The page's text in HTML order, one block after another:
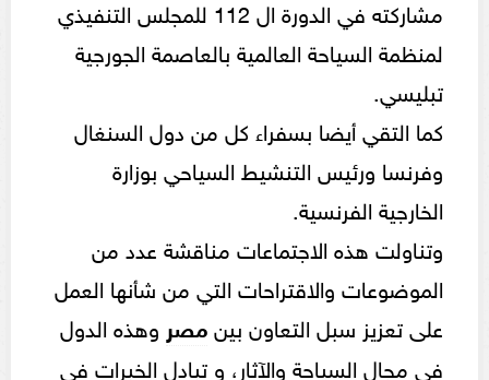
مشاركته في الدورة ال 112 للمجلس التنفيذي
لمنظمة السياحة العالمية بالعاصمة الجورجية
تبليسي.
كما التقي أيضا بسفراء كل من دول السنغال
وفرنسا ورئيس التنشيط السياحي بوزارة
الخارجية الفرنسية.
وتناولت هذه الاجتماعات مناقشة عدد من
الموضوعات والاقتراحات التي من شأنها العمل
على تعزيز سبل التعاون بينمصر وهذه الدول
في مجال السياحة والآثار، و تبادل الخبرات في